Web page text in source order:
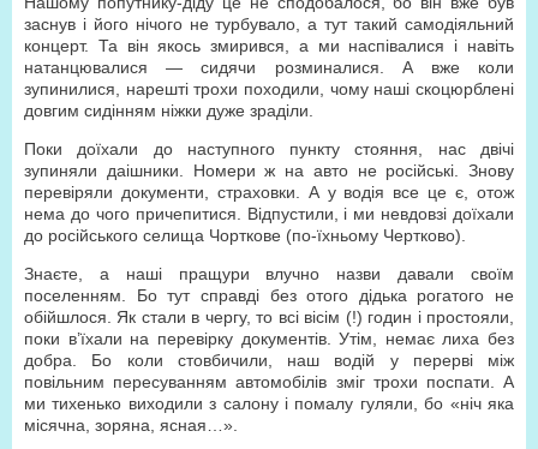
заснув і його нічого не турбувало, а тут такий самодіяльний
концерт. Та він якось змирився, а ми наспівалися і навіть
натанцювалися — сидячи розминалися. А вже коли
зупинилися, нарешті трохи походили, чому наші скоцюрблені
довгим сидінням ніжки дуже зраділи.
Поки доїхали до наступного пункту стояння, нас двічі
зупиняли даішники. Номери ж на авто не російські. Знову
перевіряли документи, страховки. А у водія все це є, отож
нема до чого причепитися. Відпустили, і ми невдовзі доїхали
до російського селища Чорткове (по-їхньому Чертково).
Знаєте, а наші пращури влучно назви давали своїм
поселенням. Бо тут справді без отого дідька рогатого не
обійшлося. Як стали в чергу, то всі вісім (!) годин і простояли,
поки в’їхали на перевірку документів. Утім, немає лиха без
добра. Бо коли стовбичили, наш водій у перерві між
повільним пересуванням автомобілів зміг трохи поспати. А
ми тихенько виходили з салону і помалу гуляли, бо «ніч яка
місячна, зоряна, ясная…».